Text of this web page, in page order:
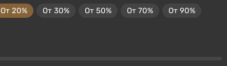
От 20% От 30% От 50% От 70% От 90%